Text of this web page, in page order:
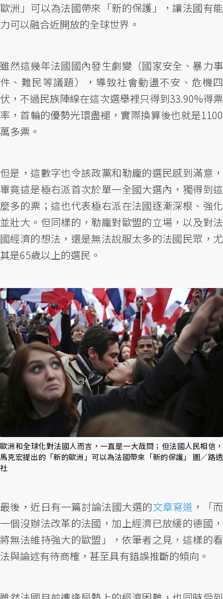
歐洲」可以為法國帶來「新的保護」，讓法國有能
力可以融合近開放的全球世界。
雖然這幾年法國國內發生劇變（國家安全、暴力事
件、難民等議題），導致社會動盪不安、危機四
伏，不過民族陣線在這次選舉裡只得到33.90%得票
率，首輪的優勢光環盡褪，實際換算後也就是1100
萬多票。
但是，這數字也令該政黨和勒龐的選民感到滿意，
畢竟這是極右派首次於單一全國大選內，獨得到這
麼多的票；這也代表極右派在法國逐漸深根、強化
並壯大。但同樣的，勒龐對歐盟的立場，以及對法
國經濟的想法，還是無法說服太多的法國民眾，尤
其是65歲以上的選民。
歐洲和全球化對法國人而言，一直是一大哉問；但法國人民相信，
馬克宏提出的「新的歐洲」可以為法國帶來「新的保護」 圖／路透
社
最後，近日有一篇討論法國大選的文章寫道 ，「而
一個沒辦法改革的法國，加上經濟已放緩的德國，
將無法維持強大的歐盟」，依筆者之見，這樣的看
法與論述有待商榷，甚至具有錯誤推斷的傾向。